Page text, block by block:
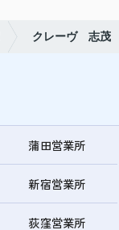
クレーヴ 志茂
蒲田営業所
新宿営業所
荻窪営業所